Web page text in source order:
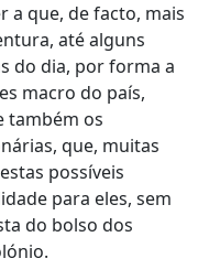
a que, de facto, mais
até alguns
do dia, por forma a
macro do país,
também os
que, muitas
possíveis
para eles, sem
do bolso dos